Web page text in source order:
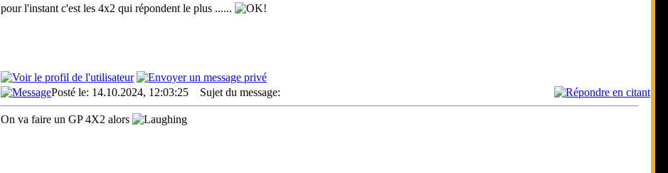
pour l'instant c'est les 4x2 qui répondent le plus ......
Posté le: 14.10.2024, 12:03:25 Sujet du message:
On va faire un GP 4X2 alors